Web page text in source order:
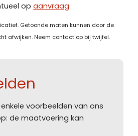
opaanvraag
Getoonde maten kunnen door de
afwijken. Neem contact op bij twijfel.
voorbeelden van ons
de maatvoering kan